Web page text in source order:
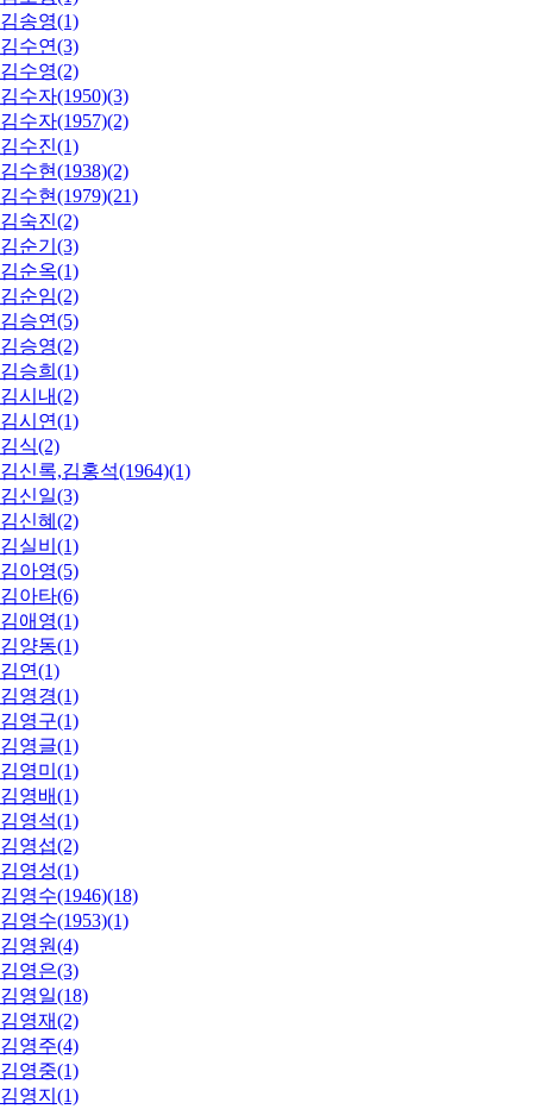
김송영(1)
김수연(3)
김수영(2)
김수자(1950)(3)
김수자(1957)(2)
김수진(1)
김수현(1938)(2)
김수현(1979)(21)
김숙진(2)
김순기(3)
김순옥(1)
김순임(2)
김승연(5)
김승영(2)
김승희(1)
김시내(2)
김시연(1)
김식(2)
김신록,김홍석(1964)(1)
김신일(3)
김신혜(2)
김실비(1)
김아영(5)
김아타(6)
김애영(1)
김양동(1)
김연(1)
김영경(1)
김영구(1)
김영글(1)
김영미(1)
김영배(1)
김영석(1)
김영섭(2)
김영성(1)
김영수(1946)(18)
김영수(1953)(1)
김영원(4)
김영은(3)
김영일(18)
김영재(2)
김영주(4)
김영중(1)
김영지(1)